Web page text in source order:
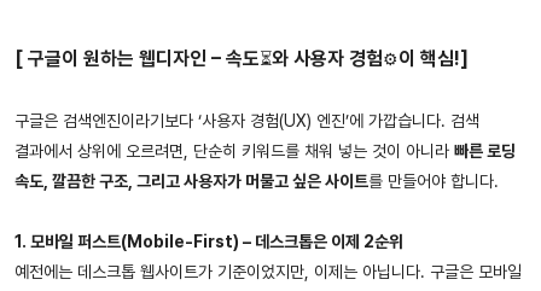
[ 구글이 원하는 웹디자인 – 속도⏳와 사용자 경험⚙️이 핵심!]
구글은 검색엔진이라기보다 ‘사용자 경험(UX) 엔진’에 가깝습니다. 검색
결과에서 상위에 오르려면, 단순히 키워드를 채워 넣는 것이 아니라 빠른 로딩
속도, 깔끔한 구조, 그리고 사용자가 머물고 싶은 사이트를 만들어야 합니다.
1. 모바일 퍼스트(Mobile-First) – 데스크톱은 이제 2순위
예전에는 데스크톱 웹사이트가 기준이었지만, 이제는 아닙니다. 구글은 모바일